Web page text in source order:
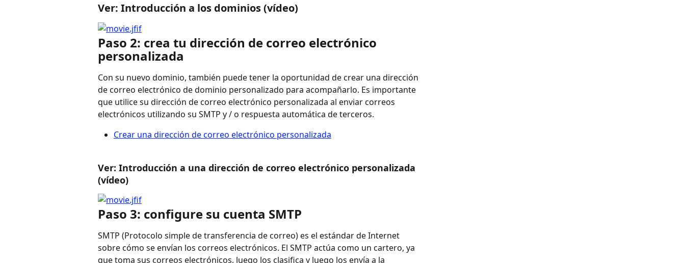
Ver: Introducción a los dominios (vídeo)
Paso 2: crea tu dirección de correo electrónico
personalizada
Con su nuevo dominio, también puede tener la oportunidad de crear una dirección
de correo electrónico de dominio personalizado para acompañarlo. Es importante
que utilice su dirección de correo electrónico personalizada al enviar correos
electrónicos utilizando su SMTP y / o respuesta automática de terceros.
Crear una dirección de correo electrónico personalizada
Ver: Introducción a una dirección de correo electrónico personalizada
(vídeo)
Paso 3: configure su cuenta SMTP
SMTP (Protocolo simple de transferencia de correo) es el estándar de Internet
sobre cómo se envían los correos electrónicos. El SMTP actúa como un cartero, ya
que toma sus correos electrónicos, luego los clasifica y luego los envía a la